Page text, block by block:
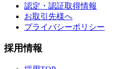
認定・認証取得情報
お取引先様へ
プライバシーポリシー
採用情報